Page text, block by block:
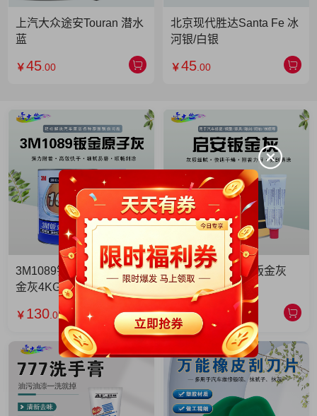
上汽大众途安Touran 潜水
蓝
￥45 .00
北京现代胜达Santa Fe 冰
河银/白银
￥45 .00
3M1089钣金灰 3M1089钣
金灰4KG 单罐
￥ 130 .00
启安钣金灰 启安钣金灰
2KG 单罐
￥49.90